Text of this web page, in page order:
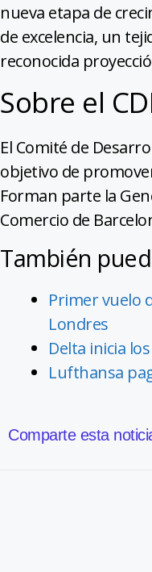
nueva etapa de
de excelencia, un
reconocida
Sobre el
El Comité de
objetivo de
Forman parte la
Comercio de
También
Primer vuelo
Londres
Delta inicia
Lufthansa
Comparte esta